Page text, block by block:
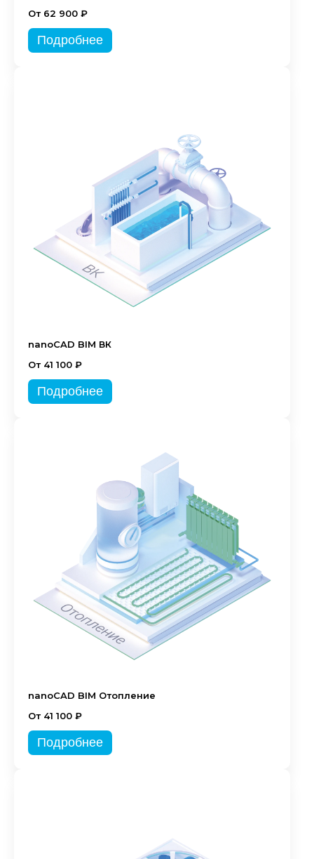
От 62 900 ₽
Подробнее
nanoCAD BIM ВК
От 41 100 ₽
Подробнее
nanoCAD BIM Отопление
От 41 100 ₽
Подробнее